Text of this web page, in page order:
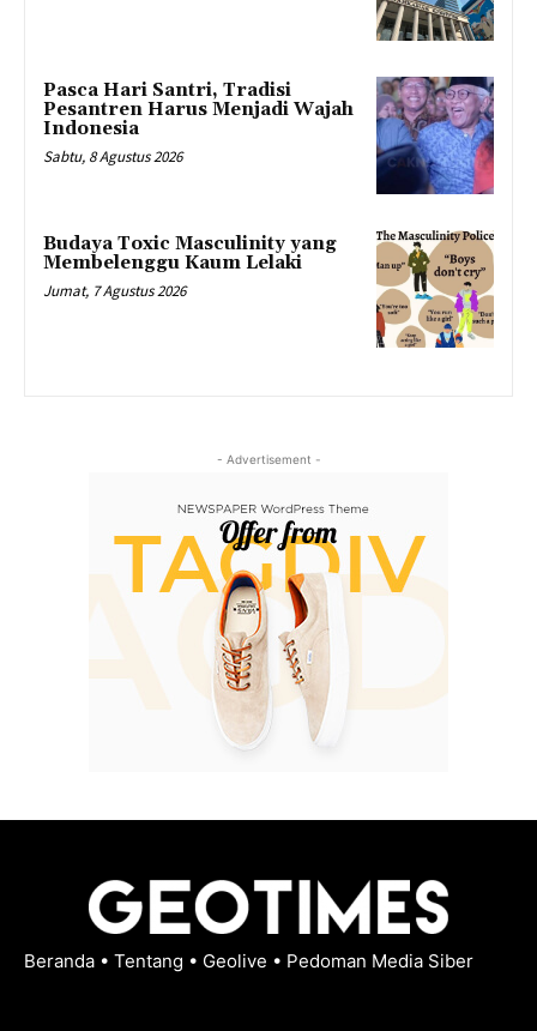
Pasca Hari Santri, Tradisi
Pesantren Harus Menjadi Wajah
Indonesia
Sabtu, 8 Agustus 2026
Budaya Toxic Masculinity yang
Membelenggu Kaum Lelaki
Jumat, 7 Agustus 2026
- Advertisement -
Beranda • Tentang • Geolive • Pedoman Media Siber